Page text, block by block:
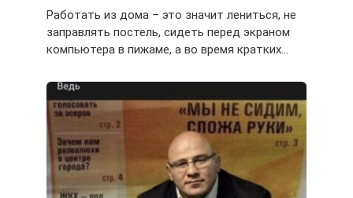
Работать из дома – это значит лениться, не
заправлять постель, сидеть перед экраном
компьютера в пижаме, а во время кратких…